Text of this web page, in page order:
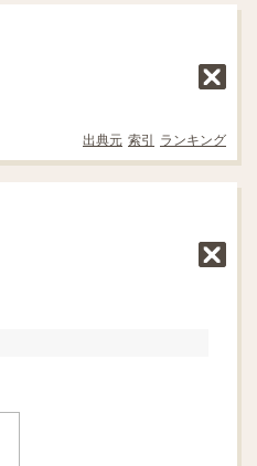
出典元 索引 ランキング